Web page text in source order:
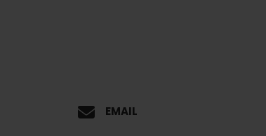
EMAIL